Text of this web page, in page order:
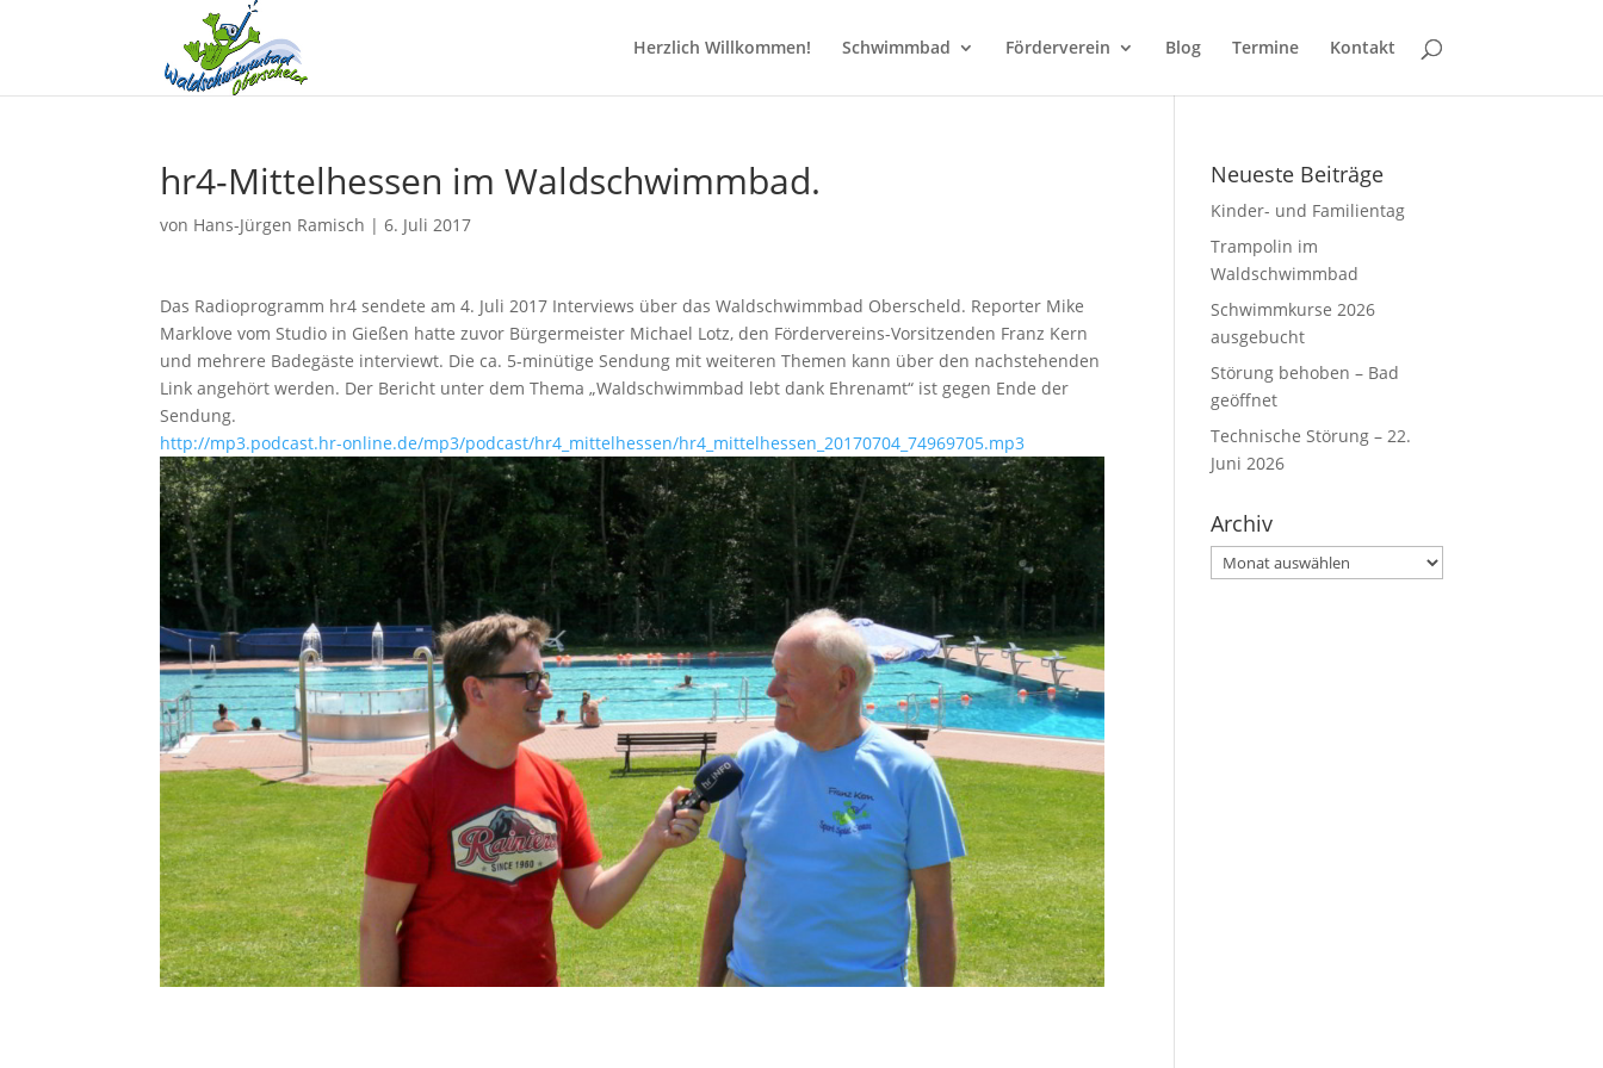
Herzlich Willkommen! Schwimmbad Förderverein Blog Termine Kontakt
hr4-Mittelhessen im Waldschwimmbad.
von Hans-Jürgen Ramisch |6. Juli 2017
Das Radioprogramm hr4 sendete am 4. Juli 2017 Interviews über das Waldschwimmbad Oberscheld. Reporter Mike
Marklove vom Studio in Gießen hatte zuvor Bürgermeister Michael Lotz, den Fördervereins-Vorsitzenden Franz Kern
und mehrere Badegäste interviewt. Die ca. 5-minütige Sendung mit weiteren Themen kann über den nachstehenden
Link angehört werden. Der Bericht unter dem Thema „Waldschwimmbad lebt dank Ehrenamt“ ist gegen Ende der
Sendung.
http://mp3.podcast.hr-online.de/mp3/podcast/hr4_mittelhessen/hr4_mittelhessen_20170704_74969705.mp3
Neueste Beiträge
Kinder- und Familientag
Trampolin im
Waldschwimmbad
Schwimmkurse 2026
ausgebucht
Störung behoben – Bad
geöffnet
Technische Störung – 22.
Juni 2026
Archiv
Archiv